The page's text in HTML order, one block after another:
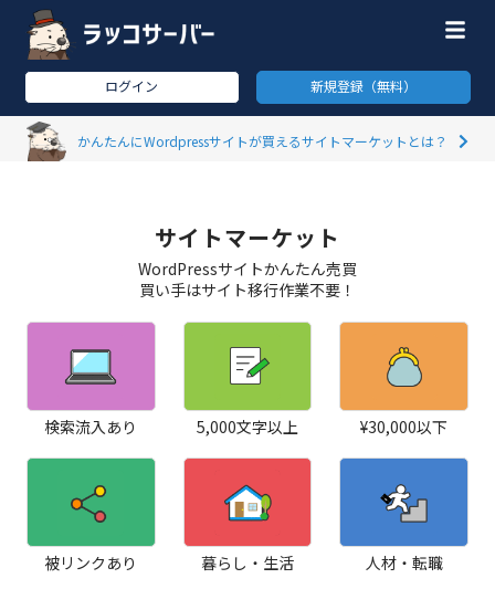
ログイン 新規登録（無料）
かんたんにWordpressサイトが買えるサイトマーケットとは？
サイトマーケット
WordPressサイトかんたん売買
買い手はサイト移行作業不要！
検索流入あり 5,000文字以上 ¥30,000以下
被リンクあり 暮らし・生活 人材・転職